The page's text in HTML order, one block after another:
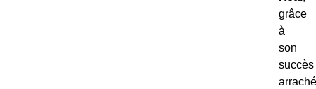
grâce
à
son
succès
arraché